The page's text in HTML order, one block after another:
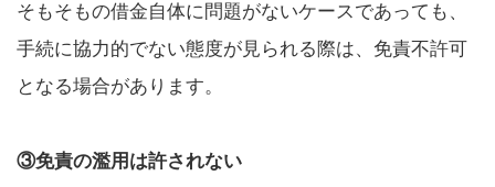
そもそもの借金自体に問題がないケースであっても、
手続に協力的でない態度が見られる際は、免責不許可
となる場合があります。
③免責の濫用は許されない